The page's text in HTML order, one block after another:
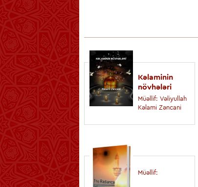
Kəlaminin
növhələri
Müəllif: Vəliyullah
Kəlami Zəncani
Müəllif: